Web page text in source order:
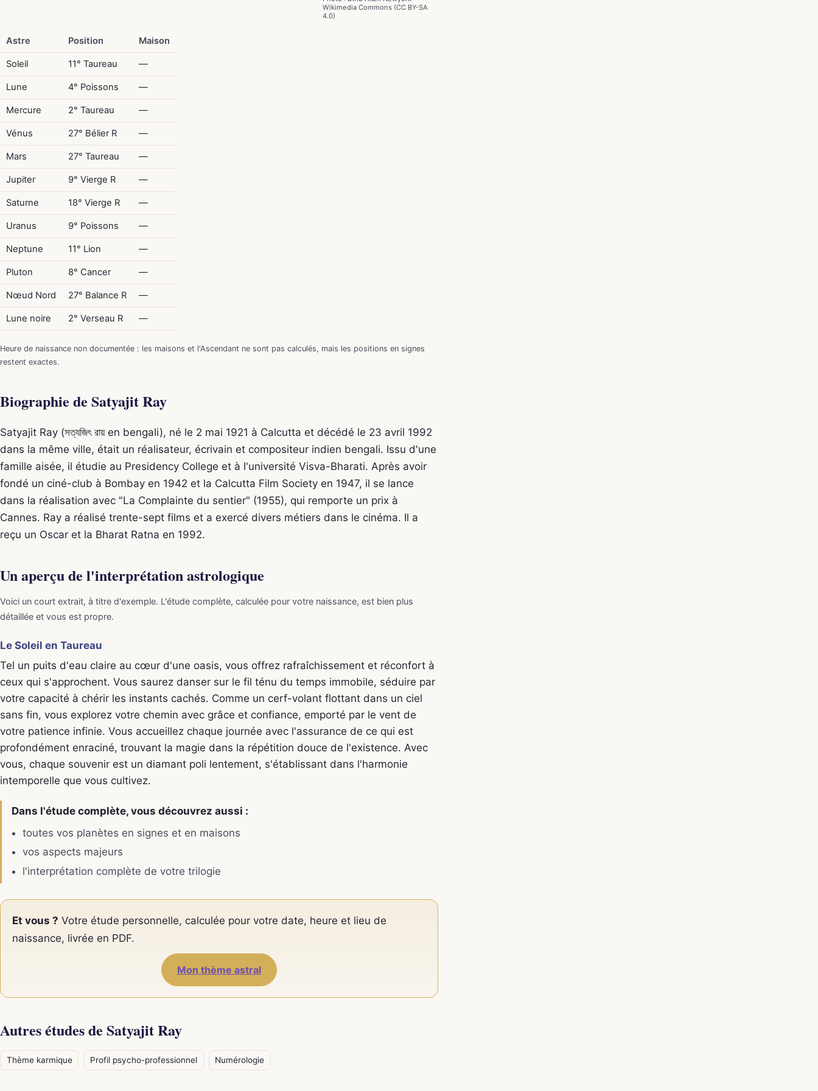
Wikimedia Commons (CC BY-SA
4.0)
Astre Position Maison
Soleil 11° Taureau —
Lune 4° Poissons —
Mercure 2° Taureau —
Vénus 27° Bélier R —
Mars 27° Taureau —
Jupiter 9° Vierge R —
Saturne 18° Vierge R —
Uranus 9° Poissons —
Neptune 11° Lion —
Pluton 8° Cancer —
Nœud Nord 27° Balance R —
Lune noire 2° Verseau R —
Heure de naissance non documentée : les maisons et l'Ascendant ne sont pas calculés, mais les positions en signes
restent exactes.
Biographie de Satyajit Ray
Satyajit Ray (সত্যজিৎ রায় en bengali), né le 2 mai 1921 à Calcutta et décédé le 23 avril 1992
dans la même ville, était un réalisateur, écrivain et compositeur indien bengali. Issu d'une
famille aisée, il étudie au Presidency College et à l'université Visva-Bharati. Après avoir
fondé un ciné-club à Bombay en 1942 et la Calcutta Film Society en 1947, il se lance
dans la réalisation avec "La Complainte du sentier" (1955), qui remporte un prix à
Cannes. Ray a réalisé trente-sept films et a exercé divers métiers dans le cinéma. Il a
reçu un Oscar et la Bharat Ratna en 1992.
Un aperçu de l'interprétation astrologique
Voici un court extrait, à titre d'exemple. L'étude complète, calculée pour votre naissance, est bien plus
détaillée et vous est propre.
Le Soleil en Taureau
Tel un puits d'eau claire au cœur d'une oasis, vous offrez rafraîchissement et réconfort à
ceux qui s'approchent. Vous saurez danser sur le fil ténu du temps immobile, séduire par
votre capacité à chérir les instants cachés. Comme un cerf-volant flottant dans un ciel
sans fin, vous explorez votre chemin avec grâce et confiance, emporté par le vent de
votre patience infinie. Vous accueillez chaque journée avec l'assurance de ce qui est
profondément enraciné, trouvant la magie dans la répétition douce de l'existence. Avec
vous, chaque souvenir est un diamant poli lentement, s'établissant dans l'harmonie
intemporelle que vous cultivez.
Dans l'étude complète, vous découvrez aussi :
toutes vos planètes en signes et en maisons
vos aspects majeurs
l'interprétation complète de votre trilogie
Et vous ? Votre étude personnelle, calculée pour votre date, heure et lieu de
naissance, livrée en PDF.
Mon thème astral
Autres études de Satyajit Ray
Thème karmique Profil psycho-professionnel Numérologie